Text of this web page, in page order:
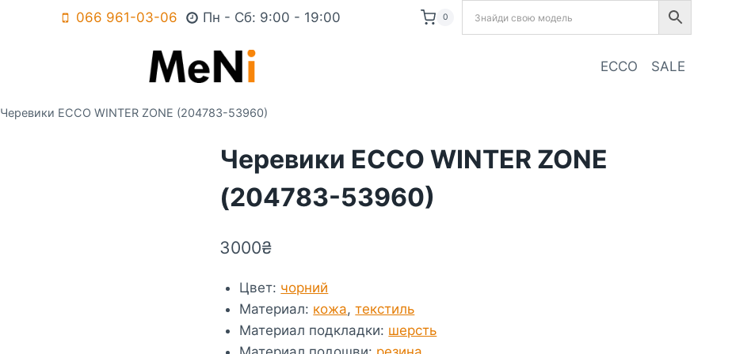
066 961-03-06 Пн - Сб: 9:00 - 19:00 0
ECCO SALE
Черевики ECCO WINTER ZONE (204783-53960)
Черевики ECCO WINTER ZONE
(204783-53960)
3000₴
Цвет: чорний
Материал: кожа,текстиль
Материал подкладки: шерсть